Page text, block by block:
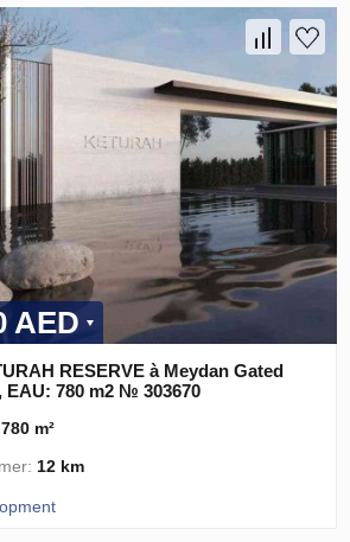
AED
RESERVE à Meydan Gated
EAU: 780 m2 № 303670
780 m²
12 km